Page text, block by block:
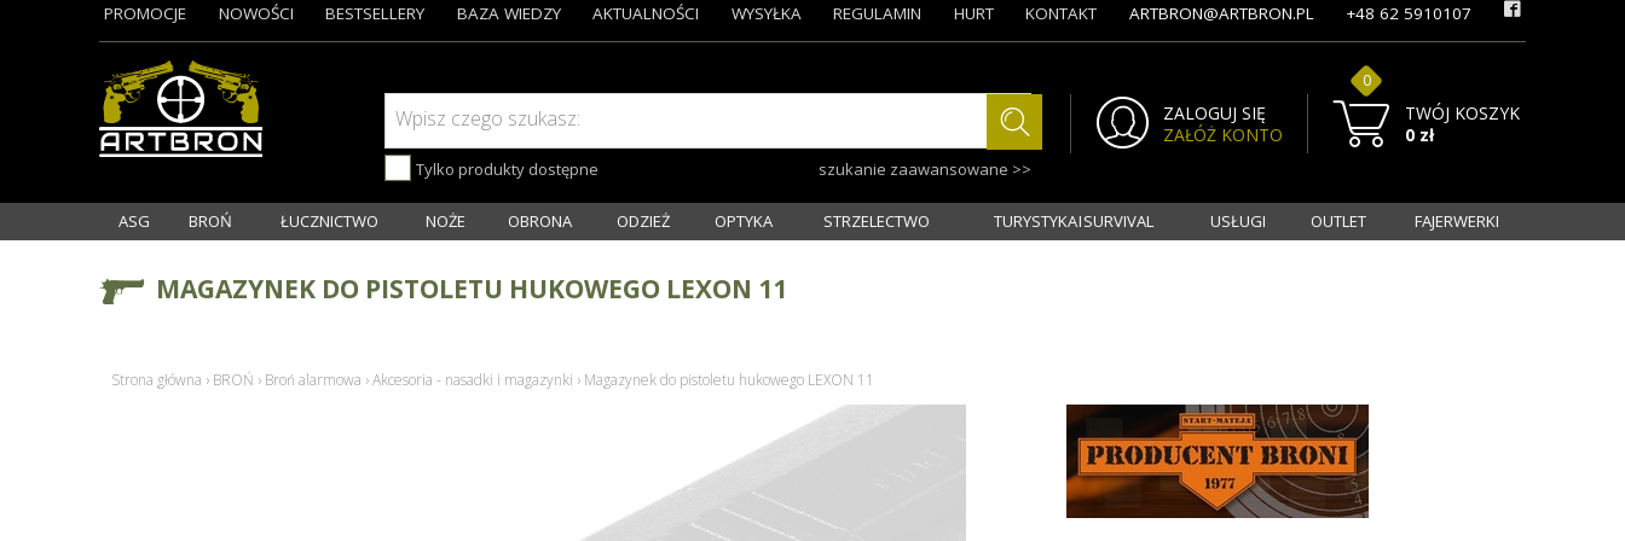
Wpisz czego szukasz:
Tylko produkty dostępne szukanie zaawansowane >>
ZALOGUJ SIĘ
ZAŁÓŻ KONTO
TWÓJ KOSZYK
0
0 zł
PROMOCJE NOWOŚCI BESTSELLERY BAZA WIEDZY AKTUALNOŚCI WYSYŁKA REGULAMIN HURT KONTAKT ARTBRON@ARTBRON.PL +48 62 5910107
ASG BROŃ ŁUCZNICTWO NOŻE OBRONA ODZIEŻ OPTYKA STRZELECTWO TURYSTYKA I SURVIVAL USŁUGI OUTLET FAJERWERKI
MAGAZYNEK DO PISTOLETU HUKOWEGO LEXON 11
Strona główna › BROŃ › Broń alarmowa ›Akcesoria - nasadki i magazynki › Magazynek do pistoletu hukowego LEXON 11